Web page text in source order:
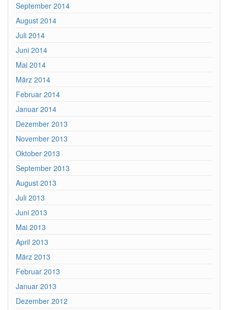
September 2014
August 2014
Juli 2014
Juni 2014
Mai 2014
März 2014
Februar 2014
Januar 2014
Dezember 2013
November 2013
Oktober 2013
September 2013
August 2013
Juli 2013
Juni 2013
Mai 2013
April 2013
März 2013
Februar 2013
Januar 2013
Dezember 2012